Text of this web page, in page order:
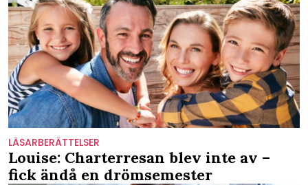
LÄSARBERÄTTELSER
Louise: Charterresan blev inte av –
fick ändå en drömsemester